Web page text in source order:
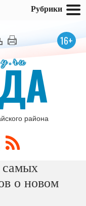
16+
района
о новом
Рубрики